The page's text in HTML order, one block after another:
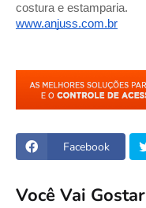
costura e estamparia.
www.anjuss.com.br
Facebook
Você Vai Gostar